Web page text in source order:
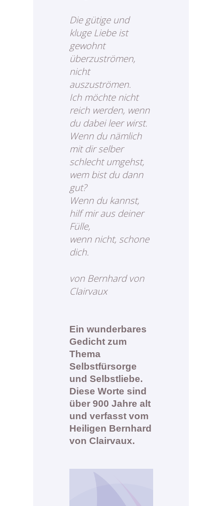
Die gütige und
kluge Liebe ist
gewohnt
überzuströmen,
nicht
auszuströmen.
Ich möchte nicht
reich werden, wenn
du dabei leer wirst.
Wenn du nämlich
mit dir selber
schlecht umgehst,
wem bist du dann
gut?
Wenn du kannst,
hilf mir aus deiner
Fülle,
wenn nicht, schone
dich.
von Bernhard von
Clairvaux
Ein wunderbares
Gedicht zum
Thema
Selbstfürsorge
und Selbstliebe.
Diese Worte sind
über 900 Jahre alt
und verfasst vom
Heiligen Bernhard
von Clairvaux.
O’Brien)